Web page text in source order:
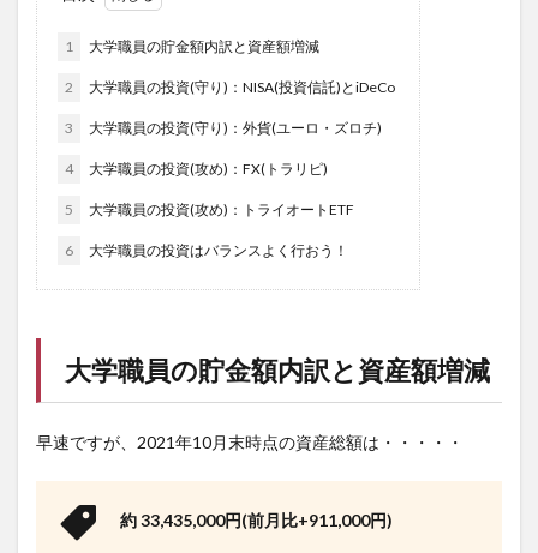
1 大学職員の貯金額内訳と資産額増減
2 大学職員の投資(守り)：NISA(投資信託)とiDeCo
3 大学職員の投資(守り)：外貨(ユーロ・ズロチ)
4 大学職員の投資(攻め)：FX(トラリピ)
5 大学職員の投資(攻め)：トライオートETF
6 大学職員の投資はバランスよく行おう！
大学職員の貯金額内訳と資産額増減
早速ですが、2021年10月末時点の資産総額は・・・・・
約 33,435,000円(前月比+911,000円)